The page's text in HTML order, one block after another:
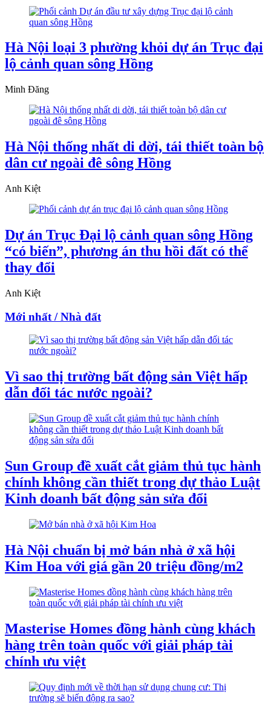
Hà Nội loại 3 phường khỏi dự án Trục đại
lộ cảnh quan sông Hồng
Minh Đăng
Hà Nội thống nhất di dời, tái thiết toàn bộ
dân cư ngoài đê sông Hồng
Anh Kiệt
Dự án Trục Đại lộ cảnh quan sông Hồng
“có biến”, phương án thu hồi đất có thể
thay đổi
Anh Kiệt
Mới nhất / Nhà đất
Vì sao thị trường bất động sản Việt hấp
dẫn đối tác nước ngoài?
Sun Group đề xuất cắt giảm thủ tục hành
chính không cần thiết trong dự thảo Luật
Kinh doanh bất động sản sửa đổi
Hà Nội chuẩn bị mở bán nhà ở xã hội
Kim Hoa với giá gần 20 triệu đồng/m2
Masterise Homes đồng hành cùng khách
hàng trên toàn quốc với giải pháp tài
chính ưu việt